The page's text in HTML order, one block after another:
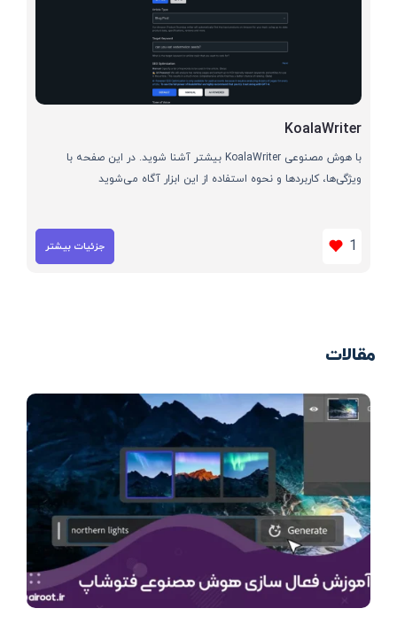
KoalaWriter
با هوش مصنوعی KoalaWriter بیشتر آشنا شوید. در این صفحه با
ویژگی‌ها، کاربردها و نحوه استفاده از این ابزار آگاه می‌شوید
1 جزئیات بیشتر
مقالات